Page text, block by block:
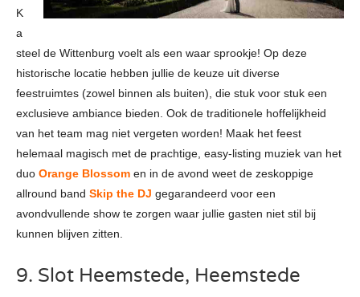
K
a
steel de Wittenburg voelt als een waar sprookje! Op deze
historische locatie hebben jullie de keuze uit diverse
feestruimtes (zowel binnen als buiten), die stuk voor stuk een
exclusieve ambiance bieden. Ook de traditionele hoffelijkheid
van het team mag niet vergeten worden! Maak het feest
helemaal magisch met de prachtige, easy-listing muziek van het
duo Orange Blossom en in de avond weet de zeskoppige
allround band Skip the DJ gegarandeerd voor een
avondvullende show te zorgen waar jullie gasten niet stil bij
kunnen blijven zitten.
9. Slot Heemstede, Heemstede